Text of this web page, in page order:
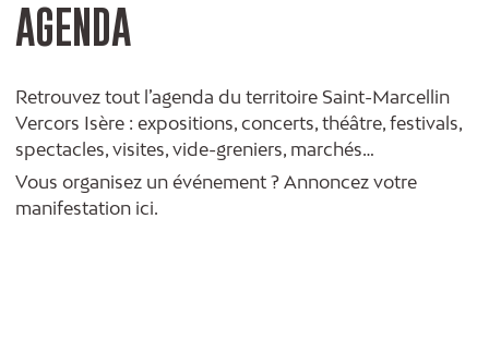
AGENDA
Retrouvez tout l’agenda du territoire Saint-Marcellin
Vercors Isère : expositions, concerts, théâtre, festivals,
spectacles, visites, vide-greniers, marchés…
Vous organisez un événement ? Annoncez votre
manifestation ici.